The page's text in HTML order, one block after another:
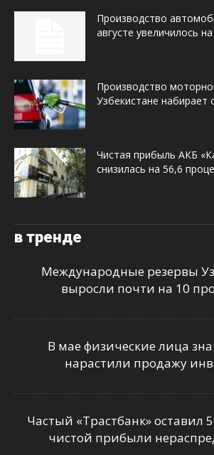
Производство
августе увеличилось
Производство
Узбекистане набирает
Чистая прибыль АКБ
снизилась на 56,6
в тренде
Международные резервы
выросли почти на 10
В мае физические лица
нарастили продажу
Частый «Трастбанк» оставил
чистой прибыли